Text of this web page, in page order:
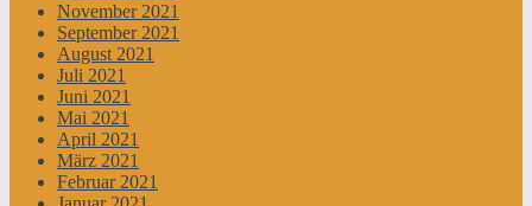
November 2021
September 2021
August 2021
Juli 2021
Juni 2021
Mai 2021
April 2021
März 2021
Februar 2021